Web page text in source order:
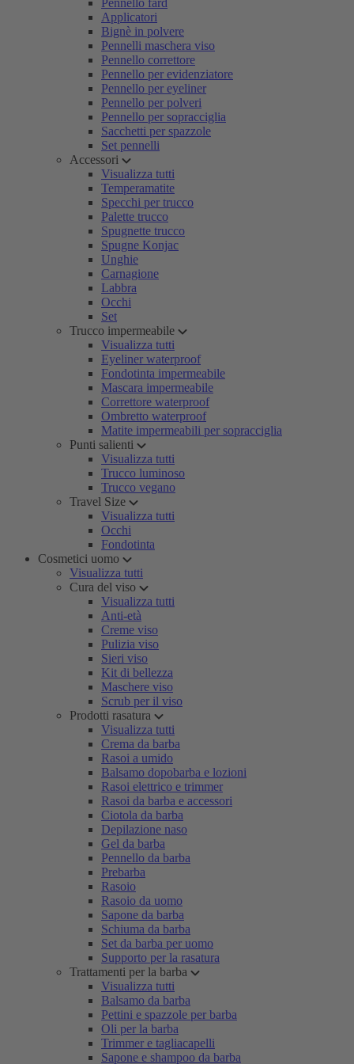
Pennello fard
Applicatori
Bignè in polvere
Pennelli maschera viso
Pennello correttore
Pennello per evidenziatore
Pennello per eyeliner
Pennello per polveri
Pennello per sopracciglia
Sacchetti per spazzole
Set pennelli
Accessori
Visualizza tutti
Temperamatite
Specchi per trucco
Palette trucco
Spugnette trucco
Spugne Konjac
Unghie
Carnagione
Labbra
Occhi
Set
Trucco impermeabile
Visualizza tutti
Eyeliner waterproof
Fondotinta impermeabile
Mascara impermeabile
Correttore waterproof
Ombretto waterproof
Matite impermeabili per sopracciglia
Punti salienti
Visualizza tutti
Trucco luminoso
Trucco vegano
Travel Size
Visualizza tutti
Occhi
Fondotinta
Cosmetici uomo
Visualizza tutti
Cura del viso
Visualizza tutti
Anti-età
Creme viso
Pulizia viso
Sieri viso
Kit di bellezza
Maschere viso
Scrub per il viso
Prodotti rasatura
Visualizza tutti
Crema da barba
Rasoi a umido
Balsamo dopobarba e lozioni
Rasoi elettrico e trimmer
Rasoi da barba e accessori
Ciotola da barba
Depilazione naso
Gel da barba
Pennello da barba
Prebarba
Rasoio
Rasoio da uomo
Sapone da barba
Schiuma da barba
Set da barba per uomo
Supporto per la rasatura
Trattamenti per la barba
Visualizza tutti
Balsamo da barba
Pettini e spazzole per barba
Oli per la barba
Trimmer e tagliacapelli
Sapone e shampoo da barba